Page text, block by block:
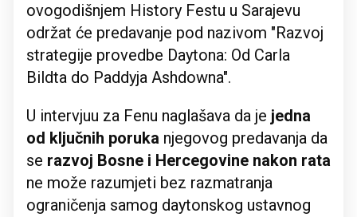
ovogodišnjem History Festu u Sarajevu
održat će predavanje pod nazivom "Razvoj
strategije provedbe Daytona: Od Carla
Bildta do Paddyja Ashdowna".
U intervjuu za Fenu naglašava da je jedna
od ključnih poruka njegovog predavanja da
se razvoj Bosne i Hercegovine nakon rata
ne može razumjeti bez razmatranja
ograničenja samog daytonskog ustavnog